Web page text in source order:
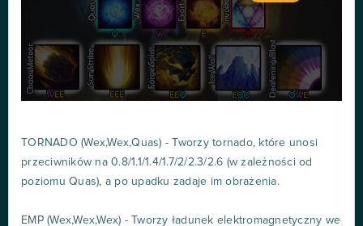
TORNADO (Wex,Wex,Quas) - Tworzy tornado, które unosi
przeciwników na 0.8/1.1/1.4/1.7/2/2.3/2.6 (w zależności od
poziomu Quas), a po upadku zadaje im obrażenia.
EMP (Wex,Wex,Wex) - Tworzy ładunek elektromagnetyczny we